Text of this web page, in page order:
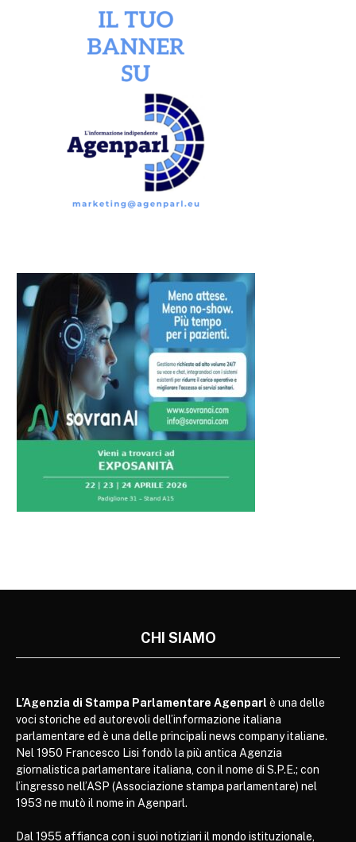
CHI SIAMO
L’Agenzia di Stampa Parlamentare Agenparl è una delle
voci storiche ed autorevoli dell’informazione italiana
parlamentare ed è una delle principali news company italiane.
Nel 1950 Francesco Lisi fondò la più antica Agenzia
giornalistica parlamentare italiana, con il nome di S.P.E.; con
l’ingresso nell’ASP (Associazione stampa parlamentare) nel
1953 ne mutò il nome in Agenparl.
Dal 1955 affianca con i suoi notiziari il mondo istituzionale,